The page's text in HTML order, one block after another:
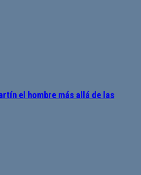
el hombre más allá de las